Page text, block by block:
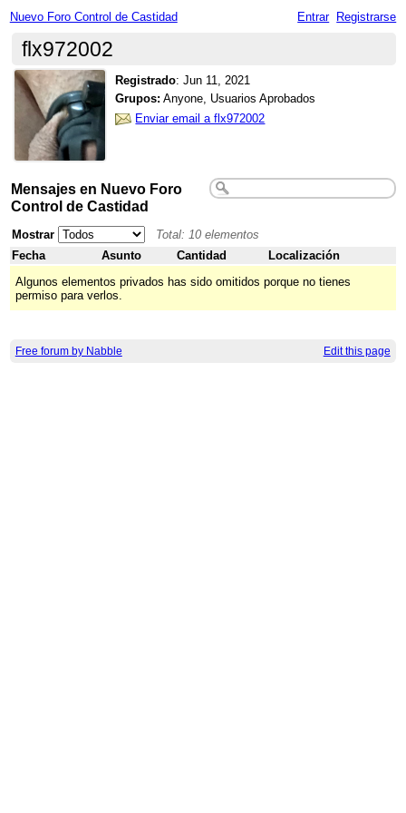
Nuevo Foro Control de Castidad Entrar Registrarse
flx972002
Registrado:Jun 11, 2021
Grupos: Anyone, Usuarios Aprobados
Enviar email a flx972002
Mensajes en Nuevo Foro
Control de Castidad
Mostrar
Total: 10 elementos
Fecha
Asunto Cantidad
Localización
Algunos elementos privados has sido omitidos porque no tienes
permiso para verlos.
Free forum by Nabble Edit this page